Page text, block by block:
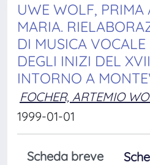
UWE WOLF, PRIMA
MARIA.
DI MUSICA
DEGLI INIZI DEL
INTORNO A
FOCHER, ARTEMIO
1999-01-01
Scheda breve